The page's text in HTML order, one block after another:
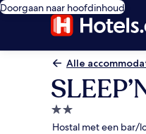
Doorgaan naar hoofdinhoud
Alle
2.0-
Hostal met een bar/